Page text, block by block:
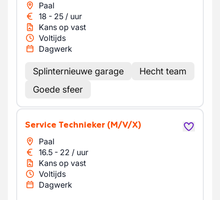
Paal
18 - 25 / uur
Kans op vast
Voltijds
Dagwerk
Splinternieuwe garage
Hecht team
Goede sfeer
Service Technieker (M/V/X)
Paal
16.5 - 22 / uur
Kans op vast
Voltijds
Dagwerk